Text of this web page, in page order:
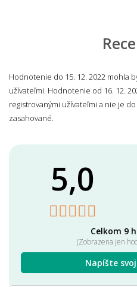
Hodnotenie do 15. 12. 2022 mohla
užívateľmi. Hodnotenie od 16. 12.
registrovanými užívateľmi a nie je
zasahované.
5,0
Celkom 9
(Zobrazena jen
Napíšte